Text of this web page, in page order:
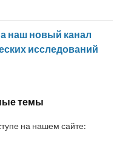
наш новый канал
исследований
темы
на нашем сайте: